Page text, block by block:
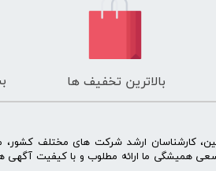
بالاترین تخفیف ها
کارشناسان ارشد شرکت های مختلف
همیشگی ما ارائه مطلوب و با کیفیت آگهی